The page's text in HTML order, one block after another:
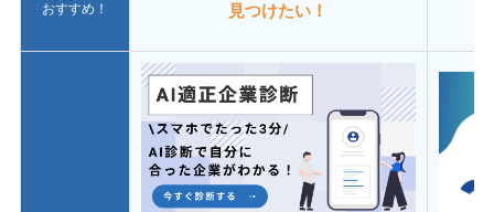
おすすめ！
見つけたい！